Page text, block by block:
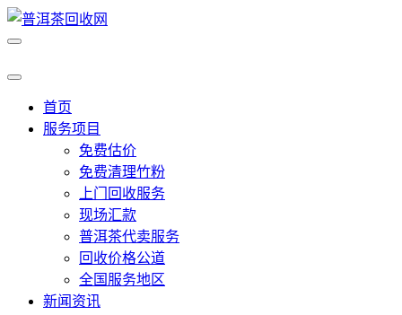
首页
服务项目
免费估价
免费清理竹粉
上门回收服务
现场汇款
普洱茶代卖服务
回收价格公道
全国服务地区
新闻资讯